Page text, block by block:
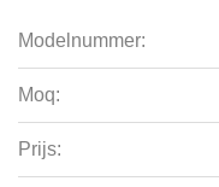
Modelnummer:
Moq:
Prijs: